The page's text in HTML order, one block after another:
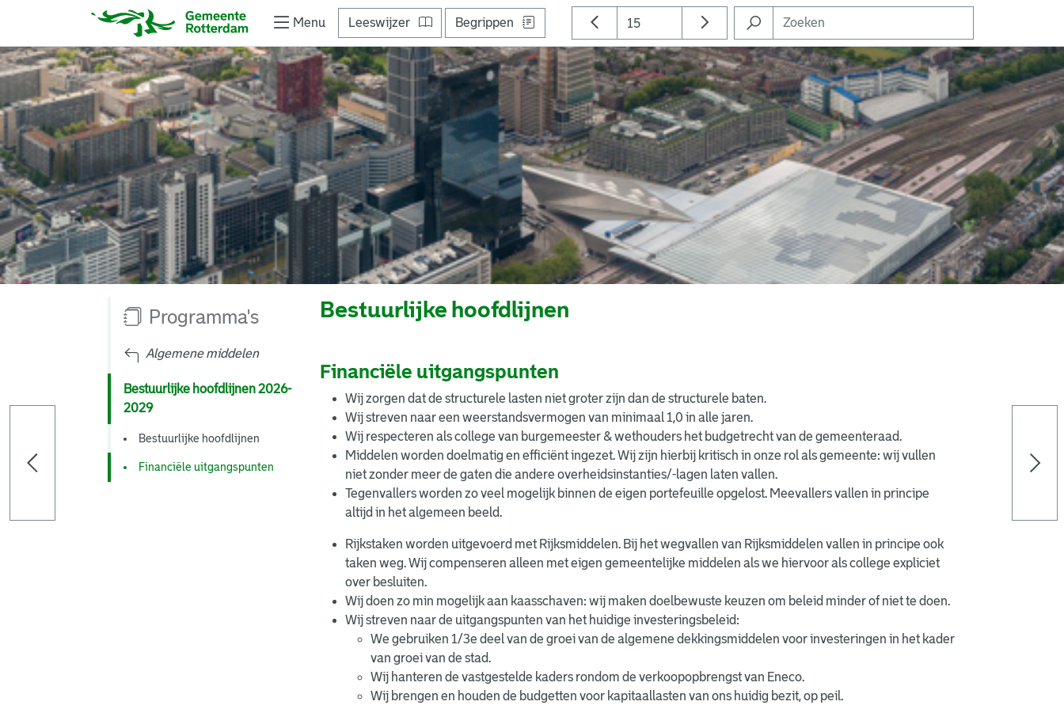
Menu Leeswijzer Begrippen
Programma's
Algemene middelen
Bestuurlijke hoofdlijnen 2026-
2029
Bestuurlijke hoofdlijnen
Financiële uitgangspunten
Bestuurlijke hoofdlijnen
Financiële uitgangspunten
Wij zorgen dat de structurele lasten niet groter zijn dan de structurele baten.
Wij streven naar een weerstandsvermogen van minimaal 1,0 in alle jaren.
Wij respecteren als college van burgemeester & wethouders het budgetrecht van de gemeenteraad.
Middelen worden doelmatig en efficiënt ingezet. Wij zijn hierbij kritisch in onze rol als gemeente: wij vullen
niet zonder meer de gaten die andere overheidsinstanties/-lagen laten vallen.
Tegenvallers worden zo veel mogelijk binnen de eigen portefeuille opgelost. Meevallers vallen in principe
altijd in het algemeen beeld.
Rijkstaken worden uitgevoerd met Rijksmiddelen. Bij het wegvallen van Rijksmiddelen vallen in principe ook
taken weg. Wij compenseren alleen met eigen gemeentelijke middelen als we hiervoor als college expliciet
over besluiten.
Wij doen zo min mogelijk aan kaasschaven: wij maken doelbewuste keuzen om beleid minder of niet te doen.
Wij streven naar de uitgangspunten van het huidige investeringsbeleid:
We gebruiken 1/3e deel van de groei van de algemene dekkingsmiddelen voor investeringen in het kader
van groei van de stad.
Wij hanteren de vastgestelde kaders rondom de verkoopopbrengst van Eneco.
Wij brengen en houden de budgetten voor kapitaallasten van ons huidig bezit, op peil.